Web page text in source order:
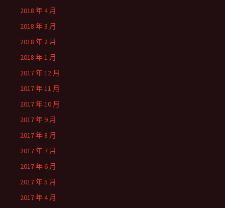
2018 年 4 月
2018 年 3 月
2018 年 2 月
2018 年 1 月
2017 年 12 月
2017 年 11 月
2017 年 10 月
2017 年 9 月
2017 年 8 月
2017 年 7 月
2017 年 6 月
2017 年 5 月
2017 年 4 月